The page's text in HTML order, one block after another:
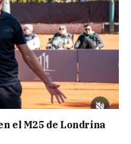
el M25 de Londrina